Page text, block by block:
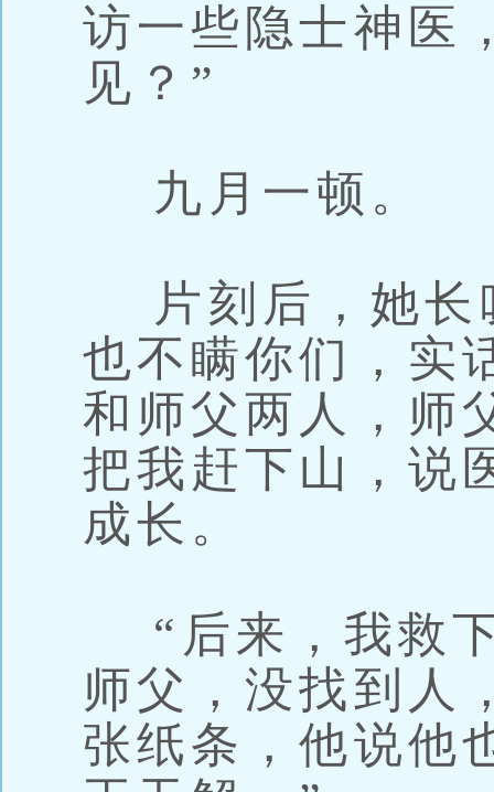
访一些隐士神医
见？”
九月一顿。
片刻后，她长
也不瞒你们，实
和师父两人，师
把我赶下山，说
成长。
“后来，我救
师父，没找到人
张纸条，他说他